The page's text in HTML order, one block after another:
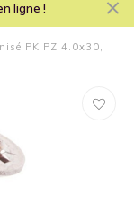
ligne !
PK PZ 4.0x30,